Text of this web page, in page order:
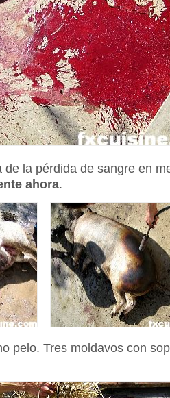
de la pérdida de sangre en
ahora.
pelo. Tres moldavos con